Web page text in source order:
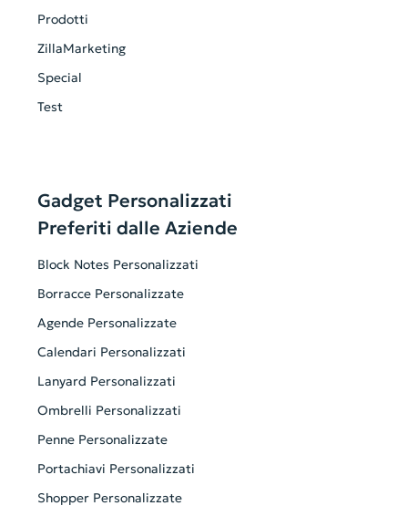
Prodotti
ZillaMarketing
Special
Test
Gadget Personalizzati
Preferiti dalle Aziende
Block Notes Personalizzati
Borracce Personalizzate
Agende Personalizzate
Calendari Personalizzati
Lanyard Personalizzati
Ombrelli Personalizzati
Penne Personalizzate
Portachiavi Personalizzati
Shopper Personalizzate